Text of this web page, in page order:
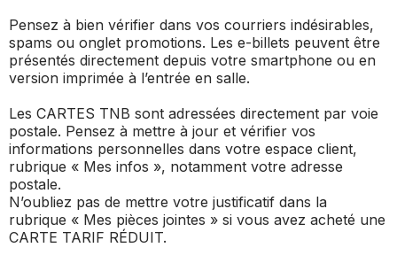
Pensez à bien vérifier dans vos courriers indésirables,
spams ou onglet promotions. Les e-billets peuvent être
présentés directement depuis votre smartphone ou en
version imprimée à l’entrée en salle.
Les CARTES TNB sont adressées directement par voie
postale. Pensez à mettre à jour et vérifier vos
informations personnelles dans votre espace client,
rubrique « Mes infos », notamment votre adresse
postale.
N’oubliez pas de mettre votre justificatif dans la
rubrique « Mes pièces jointes » si vous avez acheté une
CARTE TARIF RÉDUIT.